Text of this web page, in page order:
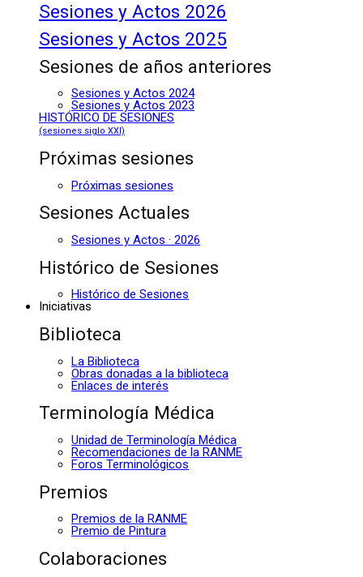
Sesiones y Actos 2026
Sesiones y Actos 2025
Sesiones de años anteriores
Sesiones y Actos 2024
Sesiones y Actos 2023
HISTÓRICO DE SESIONES
(sesiones siglo XXI)
Próximas sesiones
Próximas sesiones
Sesiones Actuales
Sesiones y Actos · 2026
Histórico de Sesiones
Histórico de Sesiones
Iniciativas
Biblioteca
La Biblioteca
Obras donadas a la biblioteca
Enlaces de interés
Terminología Médica
Unidad de Terminología Médica
Recomendaciones de la RANME
Foros Terminológicos
Premios
Premios de la RANME
Premio de Pintura
Colaboraciones